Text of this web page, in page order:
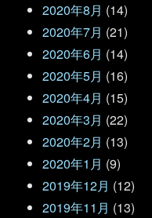
2020年8月 (14)
2020年7月 (21)
2020年6月 (14)
2020年5月 (16)
2020年4月 (15)
2020年3月 (22)
2020年2月 (13)
2020年1月 (9)
2019年12月 (12)
2019年11月 (13)